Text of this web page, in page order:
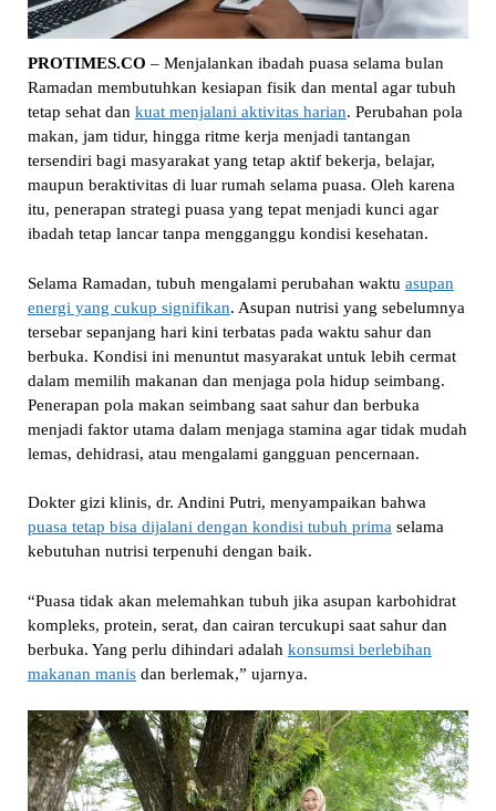
PROTIMES.CO – Menjalankan ibadah puasa selama bulan
Ramadan membutuhkan kesiapan fisik dan mental agar tubuh
tetap sehat dan kuat menjalani aktivitas harian. Perubahan pola
makan, jam tidur, hingga ritme kerja menjadi tantangan
tersendiri bagi masyarakat yang tetap aktif bekerja, belajar,
maupun beraktivitas di luar rumah selama puasa. Oleh karena
itu, penerapan strategi puasa yang tepat menjadi kunci agar
ibadah tetap lancar tanpa mengganggu kondisi kesehatan.
Selama Ramadan, tubuh mengalami perubahan waktu asupan
energi yang cukup signifikan. Asupan nutrisi yang sebelumnya
tersebar sepanjang hari kini terbatas pada waktu sahur dan
berbuka. Kondisi ini menuntut masyarakat untuk lebih cermat
dalam memilih makanan dan menjaga pola hidup seimbang.
Penerapan pola makan seimbang saat sahur dan berbuka
menjadi faktor utama dalam menjaga stamina agar tidak mudah
lemas, dehidrasi, atau mengalami gangguan pencernaan.
Dokter gizi klinis, dr. Andini Putri, menyampaikan bahwa
puasa tetap bisa dijalani dengan kondisi tubuh prima selama
kebutuhan nutrisi terpenuhi dengan baik.
“Puasa tidak akan melemahkan tubuh jika asupan karbohidrat
kompleks, protein, serat, dan cairan tercukupi saat sahur dan
berbuka. Yang perlu dihindari adalah konsumsi berlebihan
makanan manisdan berlemak,” ujarnya.